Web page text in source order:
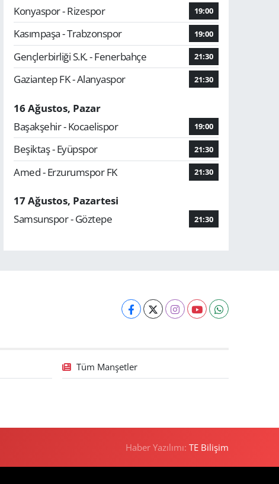
Konyaspor - Rizespor
19:00
Kasımpaşa - Trabzonspor 19:00
Gençlerbirliği S.K. - Fenerbahçe 21:30
Gaziantep FK - Alanyaspor 21:30
16 Ağustos, Pazar
Başakşehir - Kocaelispor
19:00
Beşiktaş - Eyüpspor 21:30
Amed - Erzurumspor FK 21:30
17 Ağustos, Pazartesi
Samsunspor - Göztepe
21:30
Tüm Manşetler
Haber Yazılımı:TE Bilişim